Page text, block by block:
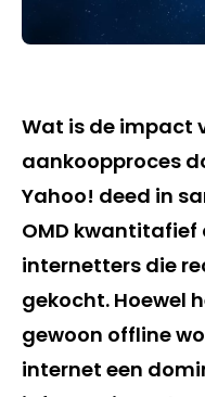
Wat is de impact
aankoopproces
Yahoo! deed in
OMD kwantitafief
internetters die
gekocht. Hoewel
gewoon offline
internet een